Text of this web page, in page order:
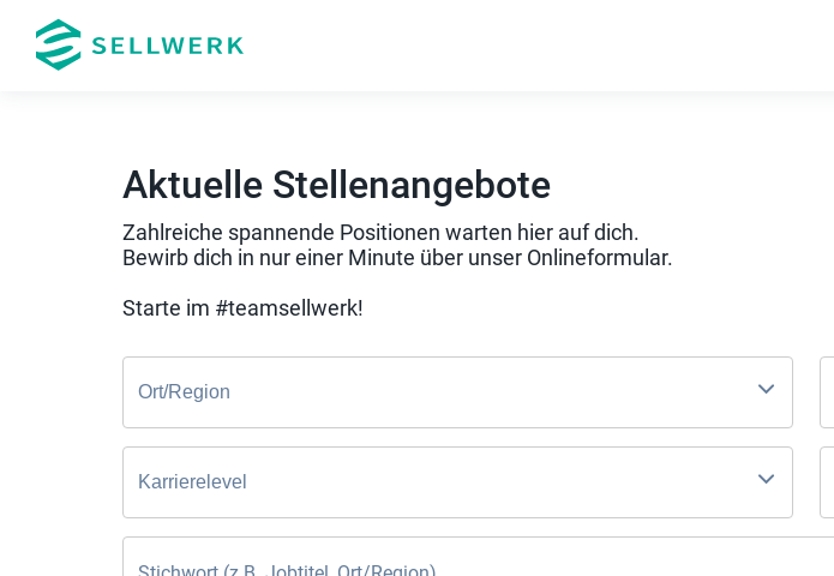
Aktuelle Stellenangebote
Zahlreiche spannende Positionen warten hier auf dich.
Bewirb dich in nur einer Minute über unser Onlineformular.
Starte im #teamsellwerk!
Ort/Region
Karrierelevel